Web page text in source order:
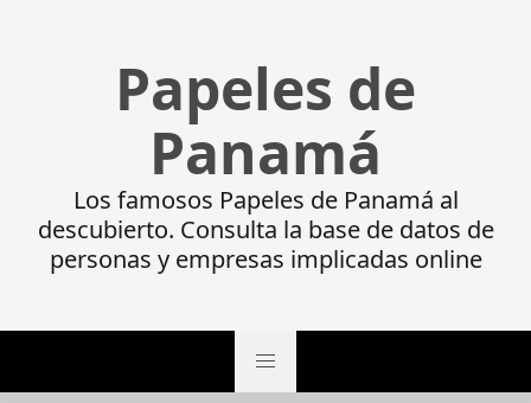
Papeles de
Panamá
Los famosos Papeles de Panamá al
descubierto. Consulta la base de datos de
personas y empresas implicadas online